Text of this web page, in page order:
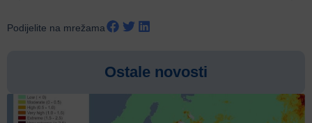
Podijelite na mrežama
Ostale novosti